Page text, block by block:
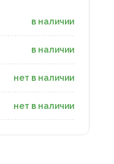
в наличии
в наличии
нет в наличии
нет в наличии